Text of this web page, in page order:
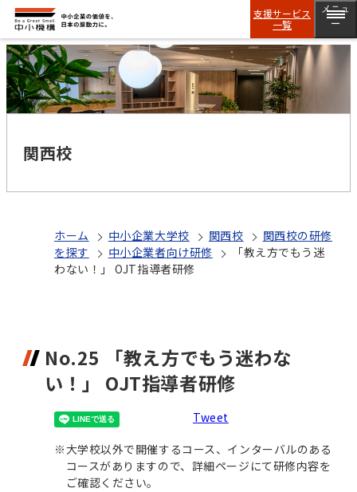
支援サービス
一覧
メニュ
ー
関西校
ホーム 中小企業大学校 関西校
関西校の研修
を探す
中小企業者向け研修
「教え方でもう迷
わない！」 OJT指導者研修
No.25 「教え方でもう迷わな
い！」 OJT指導者研修
Tweet
※大学校以外で開催するコース、インターバルのある
コースがありますので、詳細ページにて研修内容を
ご確認ください。